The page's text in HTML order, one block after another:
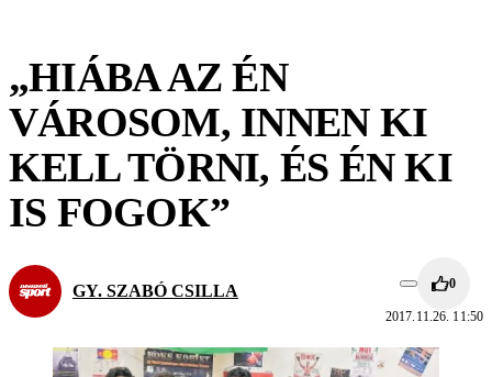
„HIÁBA AZ ÉN
VÁROSOM, INNEN KI
KELL TÖRNI, ÉS ÉN KI
IS FOGOK”
GY. SZABÓ CSILLA 0
2017.11.26. 11:50